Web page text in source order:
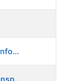
OE 20/23 - Analista de Informática. Informática.
OE 22/23 - Conductor Máquinas Transportadoras-Elevadoras. Fábrica Papel.